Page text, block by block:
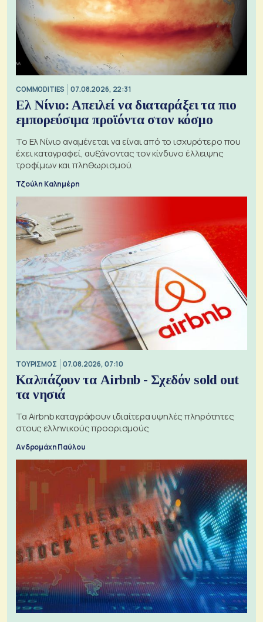
COMMODITIES 07.08.2026, 22:31
Ελ Νίνιο: Απειλεί να διαταράξει τα πιο
εμπορεύσιμα προϊόντα στον κόσμο
Το Ελ Νίνιο αναμένεται να είναι από το ισχυρότερο που
έχει καταγραφεί, αυξάνοντας τον κίνδυνο έλλειψης
τροφίμων και πληθωρισμού.
Τζούλη Καλημέρη
ΤΟΥΡΙΣΜΟΣ 07.08.2026, 07:10
Καλπάζουν τα Airbnb - Σχεδόν sold out
τα νησιά
Τα Airbnb καταγράφουν ιδιαίτερα υψηλές πληρότητες
στους ελληνικούς προορισμούς
Ανδρομάχη Παύλου